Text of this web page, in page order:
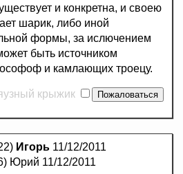
и конкретна, и своею
шарик, либо иной
формы, за ислючением
быть источником
и камлающих троецу.
крыжик
Игорь 11/12/2011
Юрий 11/12/2011